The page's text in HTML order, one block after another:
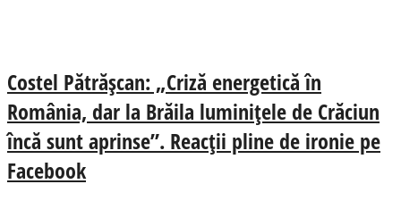
Costel Pătrășcan: „Criză energetică în
România, dar la Brăila luminițele de Crăciun
încă sunt aprinse”. Reacții pline de ironie pe
Facebook